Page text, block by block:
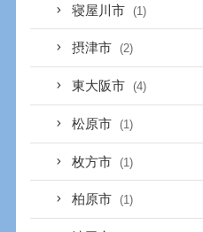
寝屋川市 (1)
摂津市 (2)
東大阪市 (4)
松原市 (1)
枚方市 (1)
柏原市 (1)